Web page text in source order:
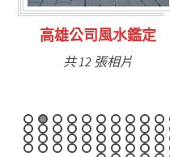
林氏福主量子生基造
共 6 張相片